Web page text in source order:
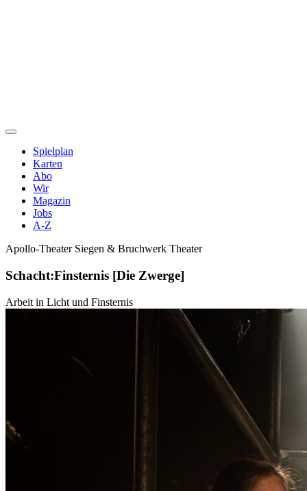
Spielplan
Karten
Abo
Wir
Magazin
Jobs
A-Z
Apollo-Theater Siegen & Bruchwerk Theater
Schacht:Finsternis [Die Zwerge]
Arbeit in Licht und Finsternis